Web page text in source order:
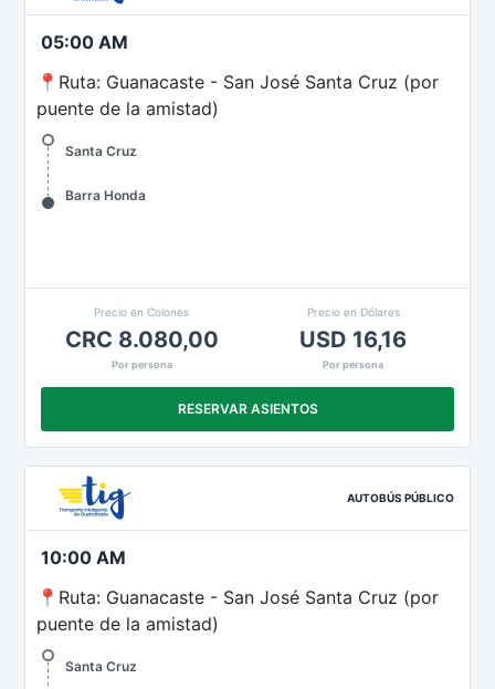
05:00 AM
📍Ruta: Guanacaste - San José Santa Cruz (por
puente de la amistad)
Santa Cruz
Barra Honda
Precio en Colones
CRC 8.080,00
Por persona
Precio en Dólares
USD 16,16
Por persona
RESERVAR ASIENTOS
AUTOBÚS PÚBLICO
10:00 AM
📍Ruta: Guanacaste - San José Santa Cruz (por
puente de la amistad)
Santa Cruz